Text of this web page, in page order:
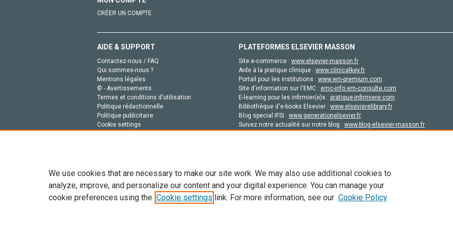
CRÉER UN COMPTE
AIDE & SUPPORT
Contactez-nous / FAQ
Qui sommes-nous ?
Mentions légales
© - Avertissements
Termes et conditions d'utilisation
Politique rédactionnelle
Politique publicitaire
Cookie settings
PLATEFORMES ELSEVIER MASSON
Site e-commerce : www.elsevier-masson.fr
Aide à la pratique clinique : www.clinicalkey.fr
Portail pour les institutions : www.em-premium.com
Site d'information sur l'EMC : emc-info.em-consulte.com
E-learning pour les infirmier(e)s : pratique-infirmiere.com
Bibliothèque d'e-books Elsevier : www.elsevierelibrary.fr
Blog special IFSI : www.generationelsevier.fr
Suivez notre actualité sur notre blog : www.blog-elsevier-masson.fr
Tout le contenu de ce site: Copyright © 2026 Elsevier, ses concédants de licence et ses contributeurs. Tout les droits sont réservés,
de données, a la formation en IA et aux technologies similaires. Pour tout contenu en libre accès, les conditions de licence
We use cookies that are necessary to make our site work. We may also use additional cookies to
analyze, improve, and personalize our content and your digital experience. You can manage your
cookie preferences using the Cookie settings link. For more information, see our Cookie Policy